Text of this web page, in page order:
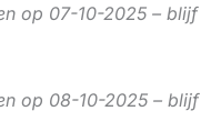
op 07-10-2025 –
op 08-10-2025 –